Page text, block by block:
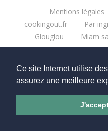
Ce site Internet utilise
assurez une meilleure
Mentions légales
cookingout.fr
Par
Glouglou
Miam
ingrédient
Mes
Mes moments
Copyright ©